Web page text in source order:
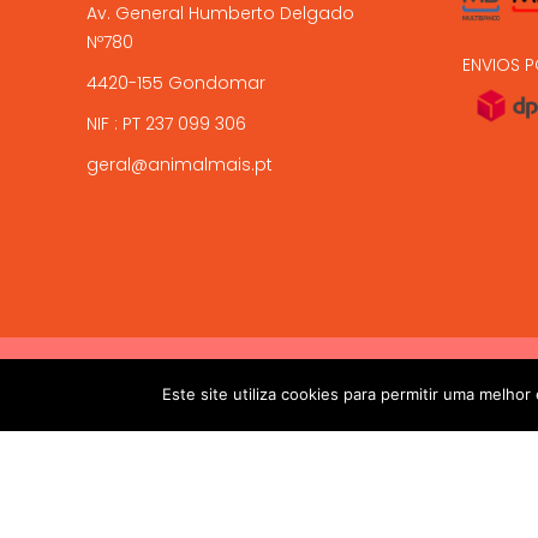
Av. General Humberto Delgado
Nº780
4420-155 Gondomar
NIF : PT 237 099 306
geral@animalmais.pt
ENVIOS
2017-2024 © ANIMAL MAIS - PETSHOP ONLINE. Todos os
!! ALTAS TEMPERATURAS !! Devido ás altas temperaturas
salvaguardar a sua chegada viva.
Este site utiliza cookies para permitir uma